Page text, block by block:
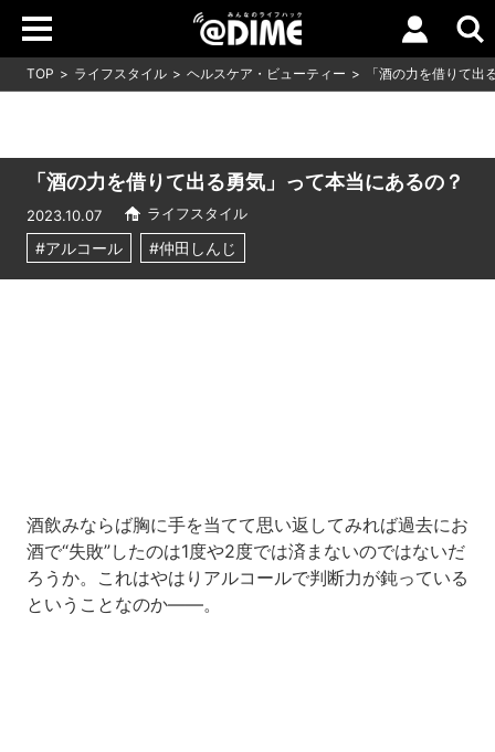
TOP ライフスタイル ヘルスケア・ビューティー 「酒の力を借りて出
「酒の力を借りて出る勇気」って本当にあるの？
2023.10.07 ライフスタイル
#アルコール #仲田しんじ
酒飲みならば胸に手を当てて思い返してみれば過去にお
酒で“失敗”したのは1度や2度では済まないのではないだ
ろうか。これはやはりアルコールで判断力が鈍っている
ということなのか――。